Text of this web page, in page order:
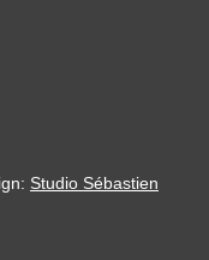
Studio Sébastien